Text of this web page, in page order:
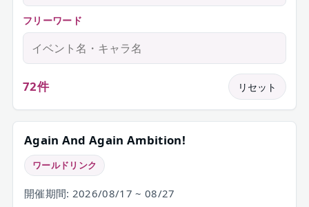
フリーワード
72件 リセット
Again And Again Ambition!
ワールドリンク
開催期間: 2026/08/17 ~ 08/27